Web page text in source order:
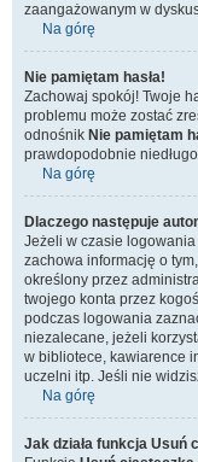
zaangażowanym w
Na górę
Nie pamiętam hasła!
Zachowaj spokój! Twoje
problemu może zostać
odnośnik Nie pamiętam
prawdopodobnie
Na górę
Dlaczego następuje
Jeżeli w czasie
zachowa informację o
określony przez
twojego konta przez
podczas logowania
niezalecane, jeżeli
w bibliotece, kawiarence
uczelni itp. Jeśli nie
Na górę
Jak działa funkcja Usuń